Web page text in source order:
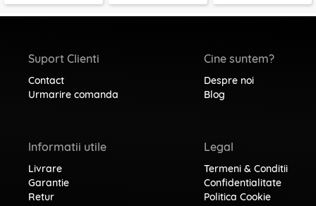
Suport Clienti
Contact
Urmarire comanda
Informatii utile
Livrare
Garantie
Retur
Cine suntem?
Despre noi
Blog
Legal
Termeni & Conditii
Confidentialitate
Politica Cookie